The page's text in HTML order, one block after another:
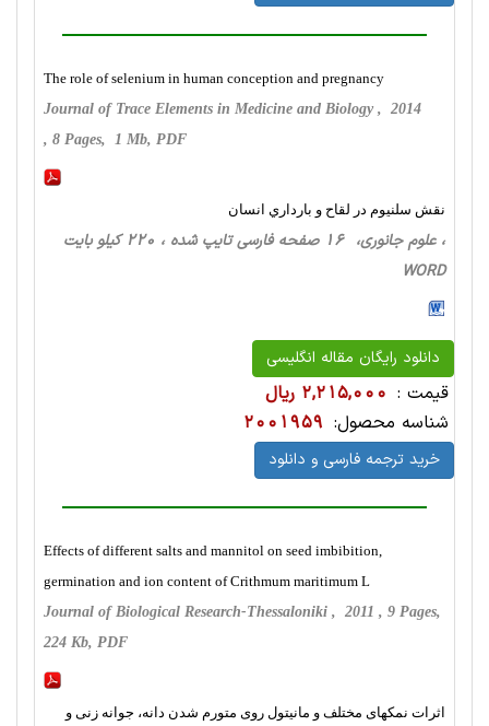
The role of selenium in human conception and pregnancy
Journal of Trace Elements in Medicine and Biology , 2014
, 8 Pages, 1 Mb, PDF
نقش سلنيوم در لقاح و بارداري انسان
، علوم جانوری، 16 صفحه فارسی تایپ شده ، 220 کیلو بایت
WORD
دانلود رایگان مقاله انگلیسی
قیمت : 2,215,000 ریال
شناسه محصول: 2001959
خرید ترجمه فارسی و دانلود
Effects of different salts and mannitol on seed imbibition,
germination and ion content of Crithmum maritimum L
Journal of Biological Research-Thessaloniki , 2011 , 9 Pages,
224 Kb, PDF
اثرات نمکهای مختلف و مانیتول روی متورم شدن دانه،‌ جوانه زنی و